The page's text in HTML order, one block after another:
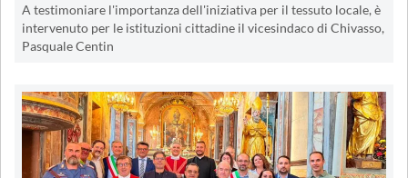
A testimoniare l'importanza dell'iniziativa per il tessuto locale, è
intervenuto per le istituzioni cittadine il vicesindaco di Chivasso,
Pasquale Centin